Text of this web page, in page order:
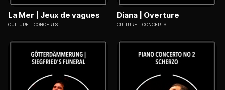
La Mer | Jeux de vagues
CULTURE CONCERTS
Diana | Overture
CULTURE CONCERTS